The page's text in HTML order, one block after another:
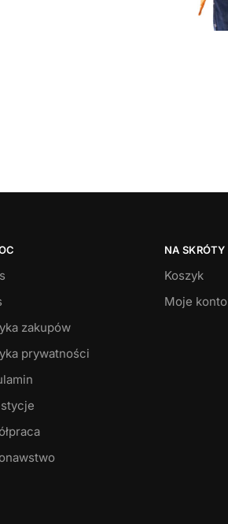
zakupów
prywatności
NA SKRÓTY
Koszyk
Moje konto